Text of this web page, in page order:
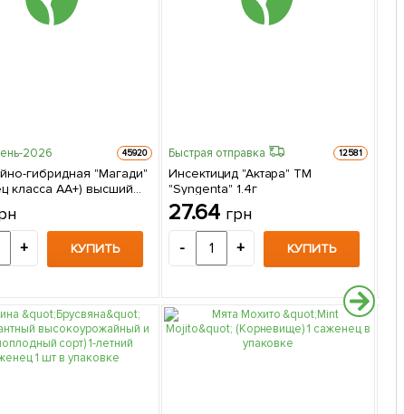
2026 45920
гибридная "Магади"
класса АА+) высший
1 шт в упаковке
+ КУПИТЬ
Быстрая отправка 12581
Инсектицид "Актара" ТМ
"Syngenta" 1.4г
27.64 грн
- + КУПИТЬ